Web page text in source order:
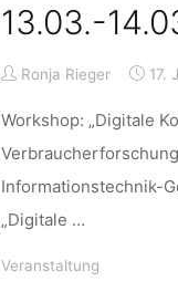
13.03.-
Ronja Rieger 17.
Workshop: „Digitale
Informationstechnik-
„Digitale …
Veranstaltung